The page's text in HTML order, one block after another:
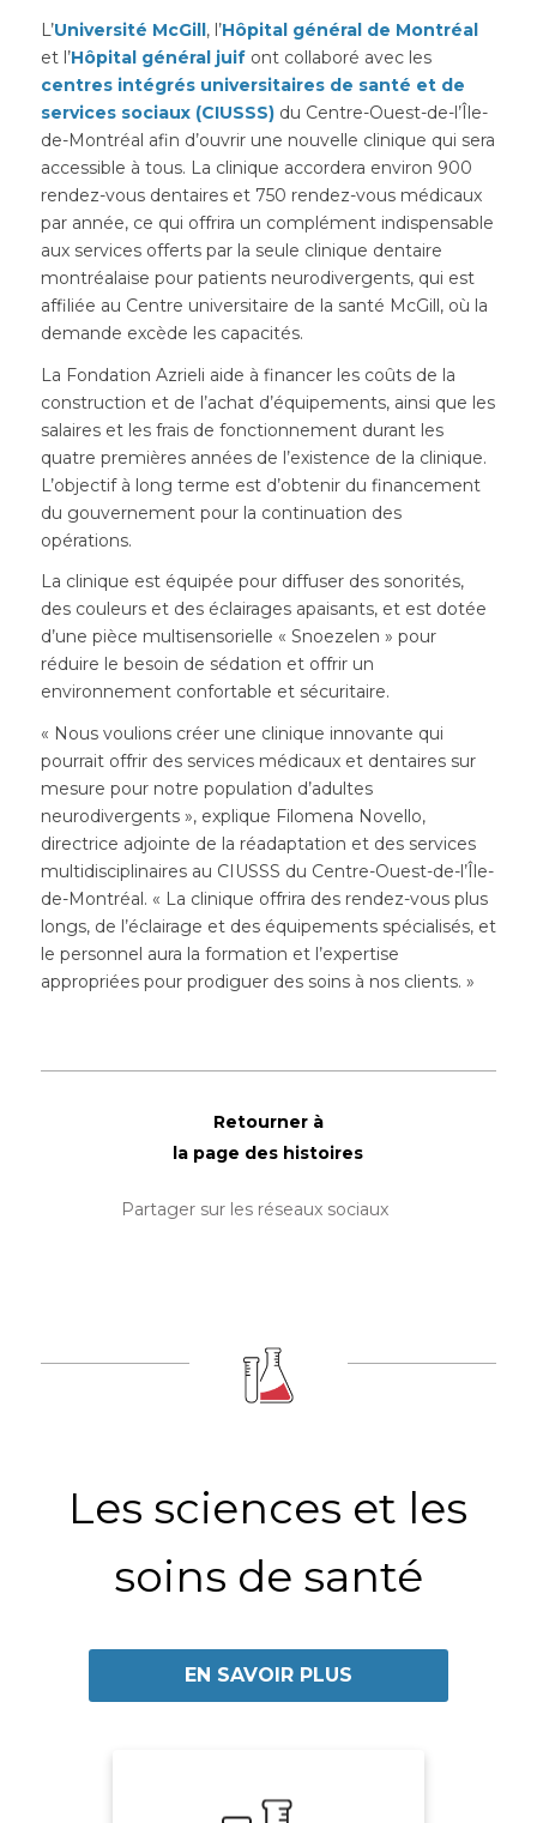
L’Université McGill, l’Hôpital général de Montréal
et l’Hôpital général juifont collaboré avec les
centres intégrés universitaires de santé et de
services sociaux (CIUSSS)du Centre-Ouest-de-l’Île-
de-Montréal afin d’ouvrir une nouvelle clinique qui sera
accessible à tous. La clinique accordera environ 900
rendez-vous dentaires et 750 rendez-vous médicaux
par année, ce qui offrira un complément indispensable
aux services offerts par la seule clinique dentaire
montréalaise pour patients neurodivergents, qui est
affiliée au Centre universitaire de la santé McGill, où la
demande excède les capacités.
La Fondation Azrieli aide à financer les coûts de la
construction et de l’achat d’équipements, ainsi que les
salaires et les frais de fonctionnement durant les
quatre premières années de l’existence de la clinique.
L’objectif à long terme est d’obtenir du financement
du gouvernement pour la continuation des
opérations.
La clinique est équipée pour diffuser des sonorités,
des couleurs et des éclairages apaisants, et est dotée
d’une pièce multisensorielle « Snoezelen » pour
réduire le besoin de sédation et offrir un
environnement confortable et sécuritaire.
« Nous voulions créer une clinique innovante qui
pourrait offrir des services médicaux et dentaires sur
mesure pour notre population d’adultes
neurodivergents », explique Filomena Novello,
directrice adjointe de la réadaptation et des services
multidisciplinaires au CIUSSS du Centre-Ouest-de-l’Île-
de-Montréal. « La clinique offrira des rendez-vous plus
longs, de l’éclairage et des équipements spécialisés, et
le personnel aura la formation et l’expertise
appropriées pour prodiguer des soins à nos clients. »
Retourner à
la page des histoires
Partager sur les réseaux sociaux
Les sciences et les
soins de santé
EN SAVOIR PLUS